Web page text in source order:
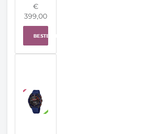
€
399,00
BESTELLEN